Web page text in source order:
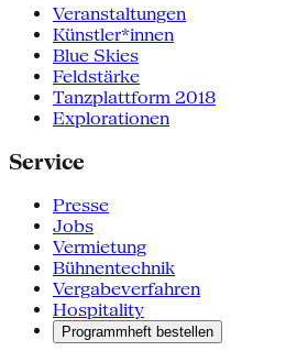
Veranstaltungen
Künstler*innen
Blue Skies
Feldstärke
Tanzplattform 2018
Explorationen
Service
Presse
Jobs
Vermietung
Bühnentechnik
Vergabeverfahren
Hospitality
Programmheft bestellen